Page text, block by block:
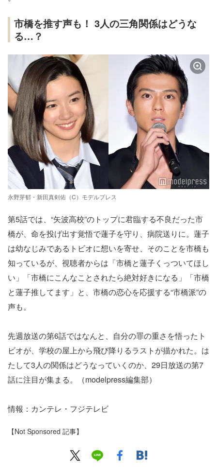
市橋を推す声も！ 3人の三角関係はどうな
る…？
永野芽郁・新田真剣佑（C）モデルプレス
第5話では、“矢波高校”のトップに君臨する不良だった市
橋が、命を投げ出す覚悟で蓮子を守り、病院送りに。蓮子
は幼なじみであるトビオに想いを寄せ、そのことを市橋も
知っているが、視聴者からは「市橋と蓮子くっついてほし
い」「市橋にこんなことされたら絶対好きになる」「市橋
と蓮子推してます」と、市橋の恋心を応援する“市橋派”の
声も。
先週放送の第6話ではなんと、自分の罪の重さを悟ったト
ビオが、学校の屋上から飛び降りるラストが描かれた。は
たして3人の関係はどうなっていくのか、29日放送の第7
話に注目が集まる。（modelpress編集部）
情報：カンテレ・フジテレビ
【Not Sponsored 記事】